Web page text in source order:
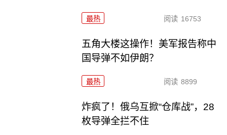
最热 阅读 16753
五角大楼这操作！美军报告称中
国导弹不如伊朗？
最热 阅读 8899
炸疯了！俄乌互掀“仓库战”，28
枚导弹全拦不住